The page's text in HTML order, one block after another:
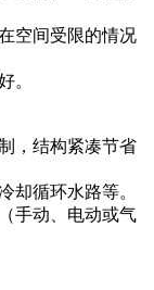
空间受限的情况
。
，结构紧凑节省
却循环水路等。
手动、电动或气